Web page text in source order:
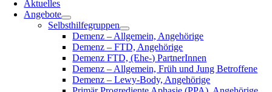
Aktuelles
Angebote
Selbsthilfegruppen
Demenz – Allgemein, Angehörige
Demenz – FTD, Angehörige
Demenz FTD, (Ehe-) PartnerInnen
Demenz – Allgemein, Früh und Jung Betroffene
Demenz – Lewy-Body, Angehörige